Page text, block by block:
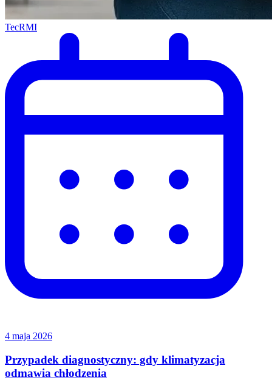
TecRMI
4 maja 2026
Przypadek diagnostyczny: gdy klimatyzacja
odmawia chłodzenia